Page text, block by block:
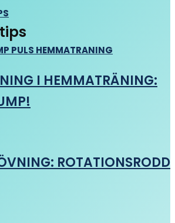
I HEMMATRÄNING:
ROTATIONSRODD